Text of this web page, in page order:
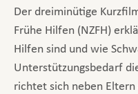
Der dreiminütige
Frühe Hilfen (NZFH)
Hilfen sind und wie
Unterstützungsbedarf
richtet sich neben